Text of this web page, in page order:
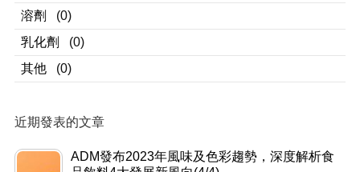
溶劑
(0)
乳化劑
(0)
其他
(0)
近期發表的文章
ADM發布2023年風味及色彩趨勢，深度解析食